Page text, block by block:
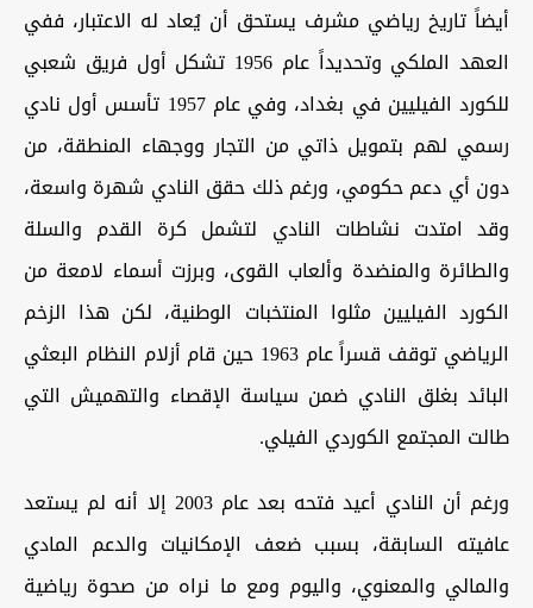
أيضاً تاريخ رياضي مشرف يستحق أن يُعاد له الاعتبار، ففي
العهد الملكي وتحديداً عام 1956 تشكل أول فريق شعبي
للكورد الفيليين في بغداد، وفي عام 1957 تأسس أول نادي
رسمي لهم بتمويل ذاتي من التجار ووجهاء المنطقة، من
دون أي دعم حكومي، ورغم ذلك حقق النادي شهرة واسعة،
وقد امتدت نشاطات النادي لتشمل كرة القدم والسلة
والطائرة والمنضدة وألعاب القوى، وبرزت أسماء لامعة من
الكورد الفيليين مثلوا المنتخبات الوطنية، لكن هذا الزخم
الرياضي توقف قسراً عام 1963 حين قام أزلام النظام البعثي
البائد بغلق النادي ضمن سياسة الإقصاء والتهميش التي
طالت المجتمع الكوردي الفيلي.
ورغم أن النادي أعيد فتحه بعد عام 2003 إلا أنه لم يستعد
عافيته السابقة، بسبب ضعف الإمكانيات والدعم المادي
والمالي والمعنوي، واليوم ومع ما نراه من صحوة رياضية